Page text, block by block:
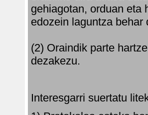
gehiagotan, orduan eta
edozein laguntza behar
(2) Oraindik parte
dezakezu.
Interesgarri suertatu